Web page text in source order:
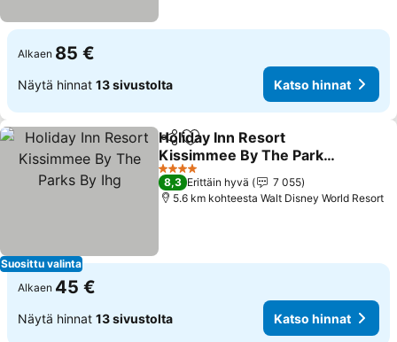
Alkaen 85 €
Näytä hinnat 13 sivustolta Katso hinnat
Suosittu valinta
Jaa Lisää suosikkeihin
Holiday Inn Resort
Kissimmee By The Parks
By Ihg
Katso hinnat
4 Tähtiluokitus
8,3 Erittäin hyvä
7 055
5.6 km kohteesta Walt Disney World Resort
Alkaen 45 €
Näytä hinnat 13 sivustolta Katso hinnat